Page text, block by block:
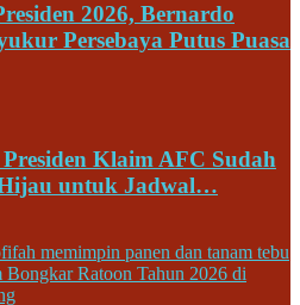
2026, Bernardo
Persebaya Putus Puasa
Klaim AFC Sudah
untuk Jadwal…